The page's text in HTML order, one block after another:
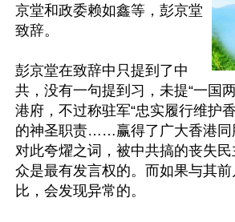
京堂和政委赖如鑫等，彭京堂
致辞。
彭京堂在致辞中只提到了中
共，没有一句提到习，未提“一国
港府，不过称驻军“忠实履行维护
的神圣职责……赢得了广大香港同
对此夸燿之词，被中共搞的丧失
众是最有发言权的。而如果与其前
比，会发现异常的。